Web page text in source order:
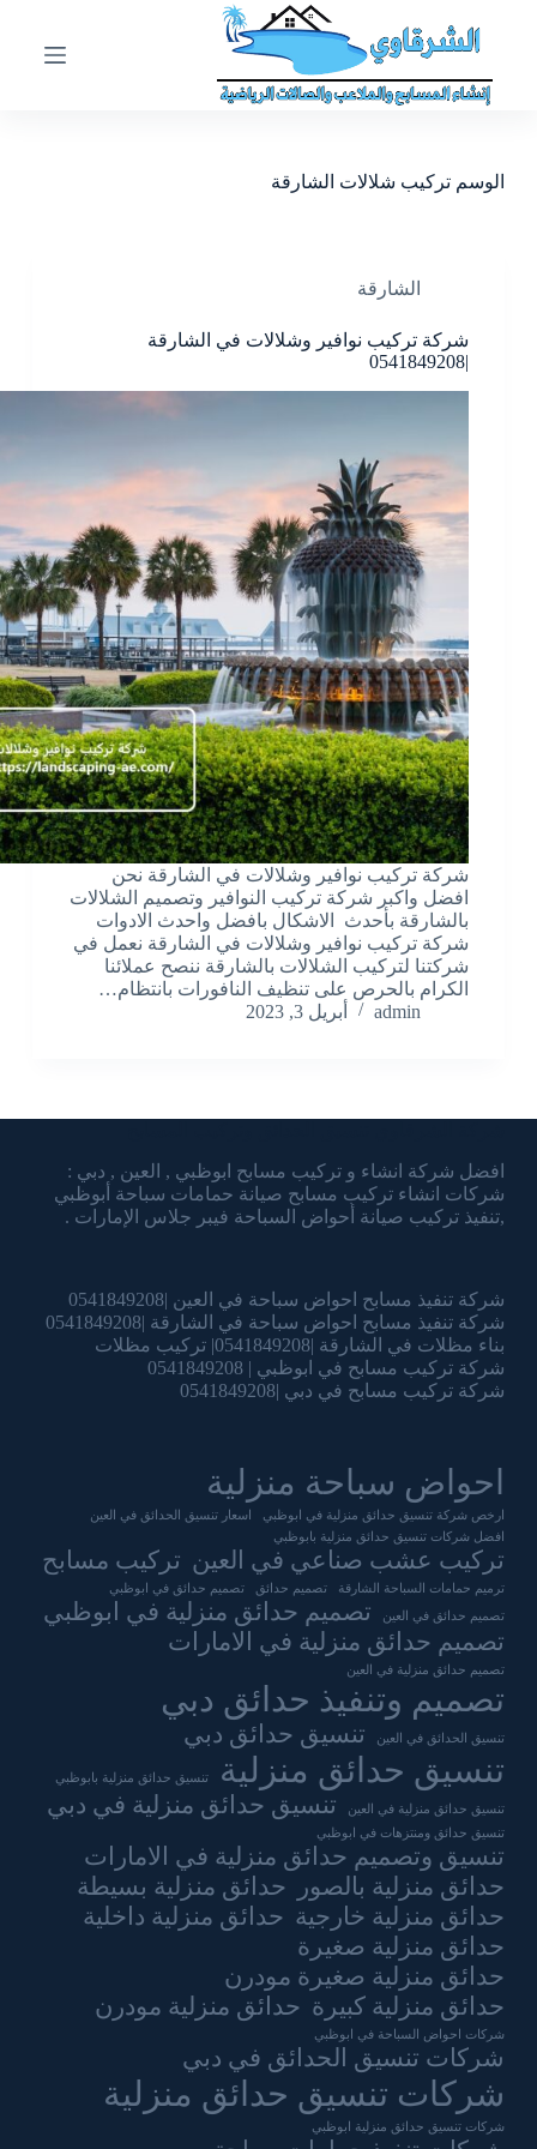
ى
الوسم تركيب شلالات الشارقة
الشارقة
شركة تركيب نوافير وشلالات في الشارقة
|0541849208
شركة تركيب نوافير وشلالات في الشارقة نحن
افضل واكبر شركة تركيب النوافير وتصميم الشلالات
بالشارقة بأحدث الاشكال بافضل واحدث الادوات
شركة تركيب نوافير وشلالات في الشارقة نعمل في
شركتنا لتركيب الشلالات بالشارقة ننصح عملائنا
الكرام بالحرص على تنظيف النافورات بانتظام…
admin
أبريل 3, 2023
افضل شركة انشاء و تركيب مسابح ابوظبي , العين , دبي :
شركات انشاء تركيب مسابح صيانة حمامات سباحة أبوظبي
,تنفيذ تركيب صيانة أحواض السباحة فيبر جلاس الإمارات .
شركة تنفيذ مسابح احواض سباحة في العين |0541849208
شركة تنفيذ مسابح احواض سباحة في الشارقة |0541849208
بناء مظلات في الشارقة |0541849208| تركيب مظلات
شركة تركيب مسابح في ابوظبي | 0541849208
شركة تركيب مسابح في دبي |0541849208
احواض سباحة منزلية
ارخص شركة تنسيق حدائق منزلية في ابوظبي
اسعار تنسيق الحدائق في العين
افضل شركات تنسيق حدائق منزلية بابوظبي
تركيب عشب صناعي في العين تركيب مسابح
ترميم حمامات السباحة الشارقة تصميم حدائق تصميم حدائق في ابوظبي
تصميم حدائق في العين
تصميم حدائق منزلية في ابوظبي
تصميم حدائق منزلية في الامارات
تصميم حدائق منزلية في العين
تصميم وتنفيذ حدائق دبي
تنسيق الحدائق في العين تنسيق حدائق دبي
تنسيق حدائق منزلية تنسيق حدائق منزلية بابوظبي
تنسيق حدائق منزلية في العين تنسيق حدائق منزلية في دبي
تنسيق حدائق ومنتزهات في ابوظبي
تنسيق وتصميم حدائق منزلية في الامارات
حدائق منزلية بالصور
حدائق منزلية بسيطة
حدائق منزلية خارجية حدائق منزلية داخلية
حدائق منزلية صغيرة
حدائق منزلية صغيرة مودرن
حدائق منزلية كبيرة حدائق منزلية مودرن
شركات احواض السباحة في ابوظبي
شركات تنسيق الحدائق في دبي
شركات تنسيق حدائق منزلية
شركات تنسيق حدائق منزلية ابوظبي